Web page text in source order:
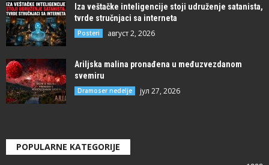
Iza veštačke inteligencije stoji udruženje satanista,
tvrde stručnjaci sa interneta
Posteri август 2, 2026
Ariljska malina pronađena u međuzvezdanom
svemiru
Dramoser nedelje јул 27, 2026
POPULARNE KATEGORIJE